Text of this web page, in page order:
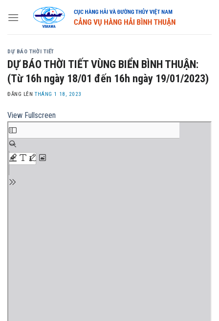
DỰ BÁO THỜI TIẾT
DỰ BÁO THỜI TIẾT VÙNG BIỂN BÌNH THUẬN:
(Từ 16h ngày 18/01 đến 16h ngày 19/01/2023)
ĐĂNG LÊNTHÁNG 1 18, 2023
View Fullscreen